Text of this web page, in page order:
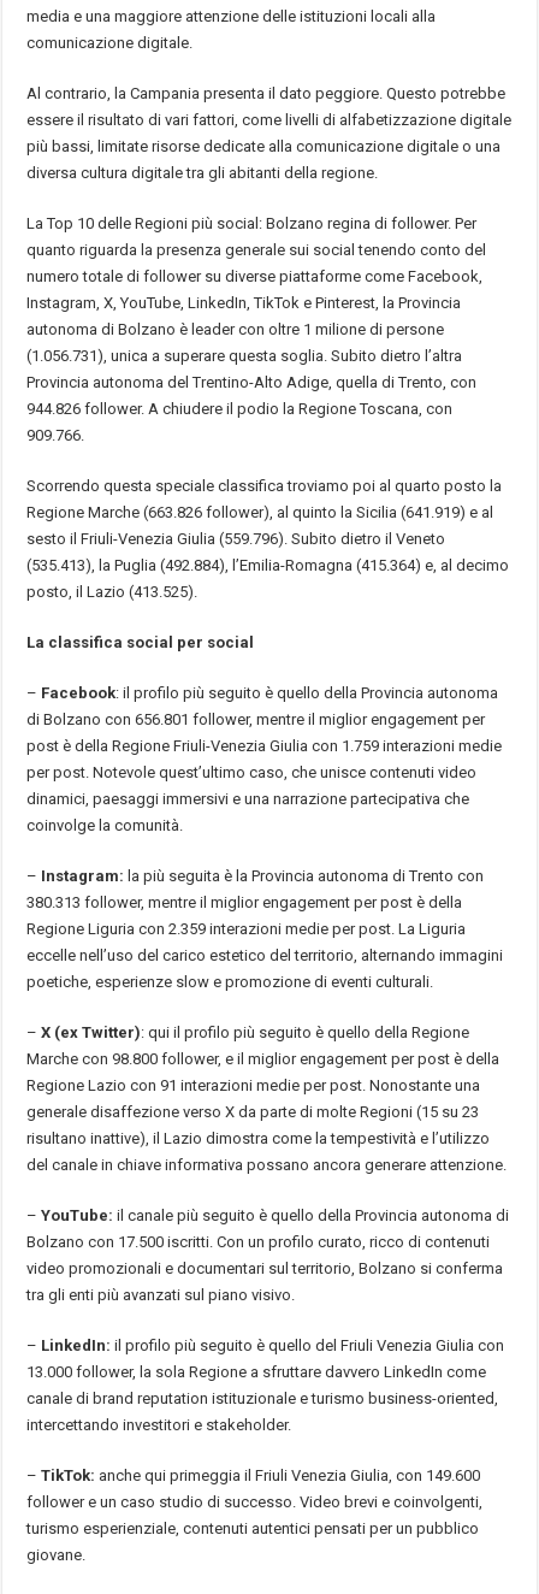
media e una maggiore attenzione delle istituzioni locali alla
comunicazione digitale.
Al contrario, la Campania presenta il dato peggiore. Questo potrebbe
essere il risultato di vari fattori, come livelli di alfabetizzazione digitale
più bassi, limitate risorse dedicate alla comunicazione digitale o una
diversa cultura digitale tra gli abitanti della regione.
La Top 10 delle Regioni più social: Bolzano regina di follower. Per
quanto riguarda la presenza generale sui social tenendo conto del
numero totale di follower su diverse piattaforme come Facebook,
Instagram, X, YouTube, LinkedIn, TikTok e Pinterest, la Provincia
autonoma di Bolzano è leader con oltre 1 milione di persone
(1.056.731), unica a superare questa soglia. Subito dietro l’altra
Provincia autonoma del Trentino-Alto Adige, quella di Trento, con
944.826 follower. A chiudere il podio la Regione Toscana, con
909.766.
Scorrendo questa speciale classifica troviamo poi al quarto posto la
Regione Marche (663.826 follower), al quinto la Sicilia (641.919) e al
sesto il Friuli-Venezia Giulia (559.796). Subito dietro il Veneto
(535.413), la Puglia (492.884), l’Emilia-Romagna (415.364) e, al decimo
posto, il Lazio (413.525).
La classifica social per social
– Facebook: il profilo più seguito è quello della Provincia autonoma
di Bolzano con 656.801 follower, mentre il miglior engagement per
post è della Regione Friuli-Venezia Giulia con 1.759 interazioni medie
per post. Notevole quest’ultimo caso, che unisce contenuti video
dinamici, paesaggi immersivi e una narrazione partecipativa che
coinvolge la comunità.
– Instagram: la più seguita è la Provincia autonoma di Trento con
380.313 follower, mentre il miglior engagement per post è della
Regione Liguria con 2.359 interazioni medie per post. La Liguria
eccelle nell’uso del carico estetico del territorio, alternando immagini
poetiche, esperienze slow e promozione di eventi culturali.
–X (ex Twitter): qui il profilo più seguito è quello della Regione
Marche con 98.800 follower, e il miglior engagement per post è della
Regione Lazio con 91 interazioni medie per post. Nonostante una
generale disaffezione verso X da parte di molte Regioni (15 su 23
risultano inattive), il Lazio dimostra come la tempestività e l’utilizzo
del canale in chiave informativa possano ancora generare attenzione.
–YouTube:il canale più seguito è quello della Provincia autonoma di
Bolzano con 17.500 iscritti. Con un profilo curato, ricco di contenuti
video promozionali e documentari sul territorio, Bolzano si conferma
tra gli enti più avanzati sul piano visivo.
– LinkedIn: il profilo più seguito è quello del Friuli Venezia Giulia con
13.000 follower, la sola Regione a sfruttare davvero LinkedIn come
canale di brand reputation istituzionale e turismo business-oriented,
intercettando investitori e stakeholder.
– TikTok: anche qui primeggia il Friuli Venezia Giulia, con 149.600
follower e un caso studio di successo. Video brevi e coinvolgenti,
turismo esperienziale, contenuti autentici pensati per un pubblico
giovane.